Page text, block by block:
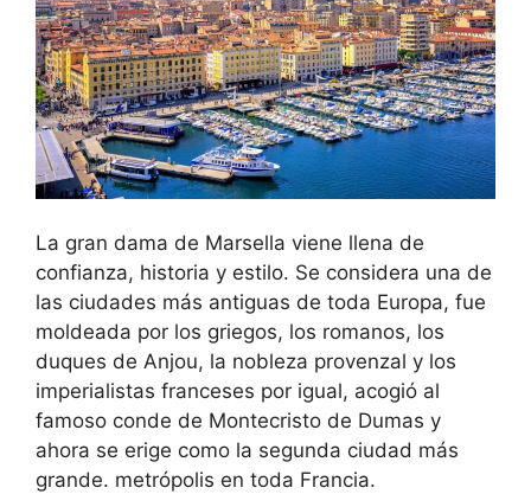
La gran dama de Marsella viene llena de
confianza, historia y estilo. Se considera una de
las ciudades más antiguas de toda Europa, fue
moldeada por los griegos, los romanos, los
duques de Anjou, la nobleza provenzal y los
imperialistas franceses por igual, acogió al
famoso conde de Montecristo de Dumas y
ahora se erige como la segunda ciudad más
grande. metrópolis en toda Francia.